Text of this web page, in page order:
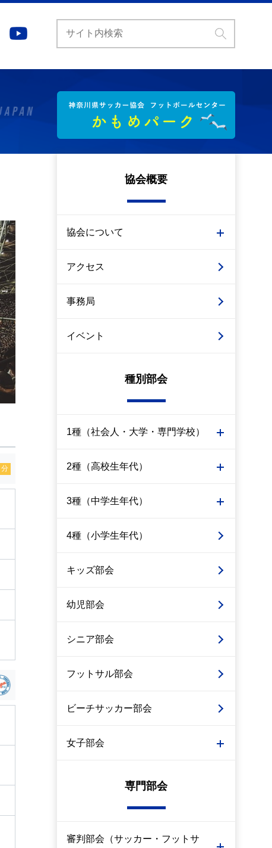
分
協会概要
協会について
アクセス
事務局
イベント
種別部会
1種（社会人・大学・専門学校）
2種（高校生年代）
3種（中学生年代）
4種（小学生年代）
キッズ部会
幼児部会
シニア部会
フットサル部会
ビーチサッカー部会
女子部会
専門部会
審判部会（サッカー・フットサ